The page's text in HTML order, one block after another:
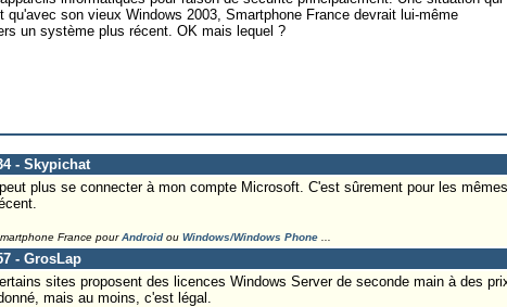
qu'avec son vieux Windows 2003, Smartphone France devrait lui-même
un système plus récent. OK mais lequel ?
- Skypichat
plus se connecter à mon compte Microsoft. C'est sûrement pour les
France pourAndroidou Windows/Windows Phone...
- GrosLap
sites proposent des licences Windows Server de seconde main à des
mais au moins, c'est légal.